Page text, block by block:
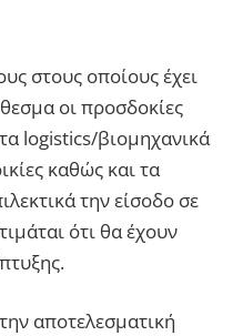
στους οποίους έχει
οι προσδοκίες
logistics/βιομηχανικά
καθώς και τα
την είσοδο σε
ότι θα έχουν
αποτελεσματική